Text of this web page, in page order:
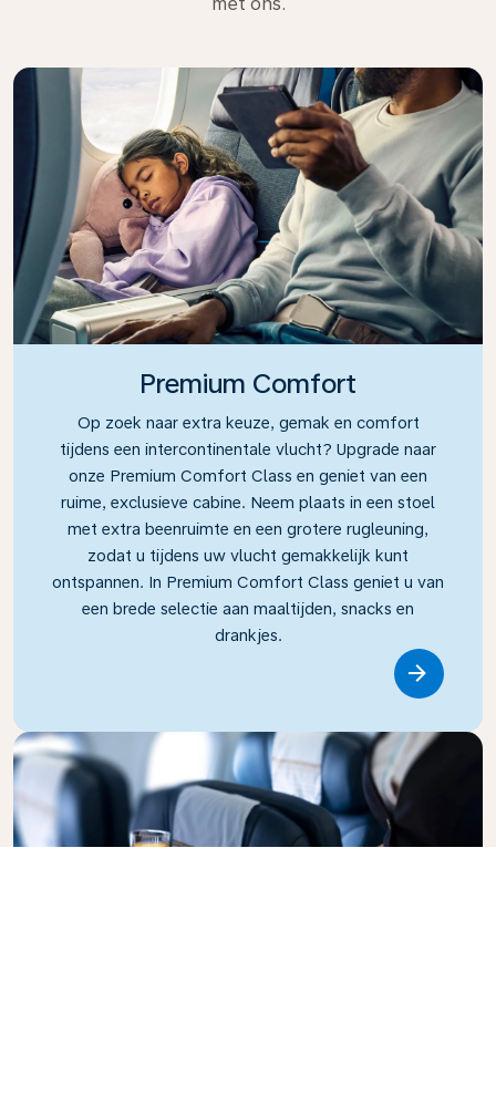
Premium Comfort
Op zoek naar extra keuze, gemak en comfort
tijdens een intercontinentale vlucht? Upgrade naar
onze Premium Comfort Class en geniet van een
ruime, exclusieve cabine. Neem plaats in een stoel
met extra beenruimte en een grotere rugleuning,
zodat u tijdens uw vlucht gemakkelijk kunt
ontspannen. In Premium Comfort Class geniet u van
een brede selectie aan maaltijden, snacks en
drankjes.